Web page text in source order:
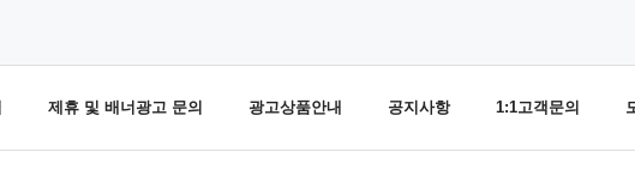
제휴 및 배너광고 문의 광고상품안내 공지사항 1:1고객문의